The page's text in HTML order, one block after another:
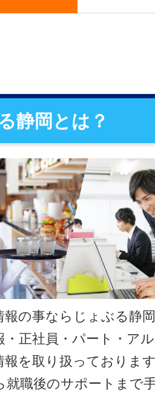
静岡とは？
報の事ならじょぶる静
・正社員・パート・ア
報を取り扱っておりま
就職後のサポートまで